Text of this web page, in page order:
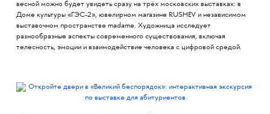
весной можно будет увидеть сразу на трёх московских выставках: в
Доме культуры «ГЭС-2», ювелирном магазине RUSHEV и независимом
выставочном пространстве madame. Художница исследует
разнообразные аспекты современного существования, включая
телесность, эмоции и взаимодействие человека с цифровой средой.